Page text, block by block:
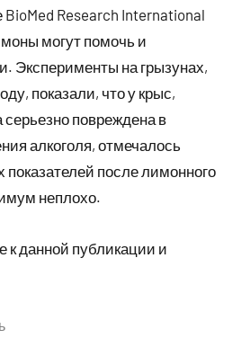
Research International
могут помочь и
Эксперименты на грызунах,
показали, что у крыс,
повреждена в
алкоголя, отмечалось
после лимонного
неплохо.
к данной публикации и